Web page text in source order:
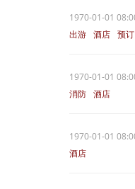
1970-01-01
出游 酒店 预订
1970-01-01
消防 酒店
1970-01-01
酒店